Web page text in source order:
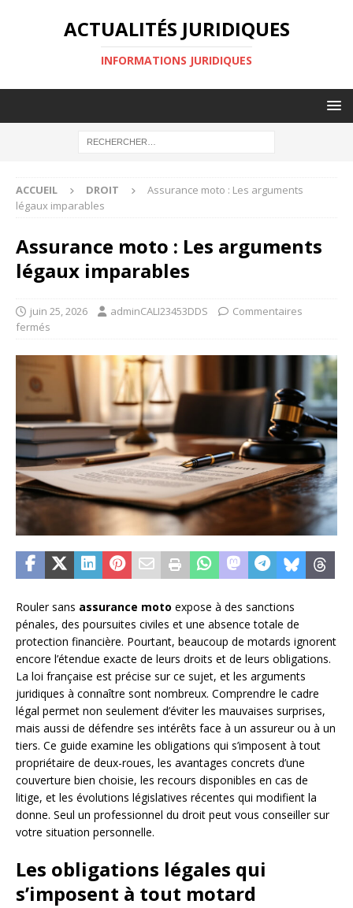
ACTUALITÉS JURIDIQUES
INFORMATIONS JURIDIQUES
ACCUEIL DROIT
Assurance moto : Les arguments
légaux imparables
Assurance moto : Les arguments
légaux imparables
juin 25, 2026 adminCALI23453DDS
Commentaires
fermés
Rouler sans assurance moto expose à des sanctions
pénales, des poursuites civiles et une absence totale de
protection financière. Pourtant, beaucoup de motards ignorent
encore l’étendue exacte de leurs droits et de leurs obligations.
La loi française est précise sur ce sujet, et les arguments
juridiques à connaître sont nombreux. Comprendre le cadre
légal permet non seulement d’éviter les mauvaises surprises,
mais aussi de défendre ses intérêts face à un assureur ou à un
tiers. Ce guide examine les obligations qui s’imposent à tout
propriétaire de deux-roues, les avantages concrets d’une
couverture bien choisie, les recours disponibles en cas de
litige, et les évolutions législatives récentes qui modifient la
donne. Seul un professionnel du droit peut vous conseiller sur
votre situation personnelle.
Les obligations légales qui
s’imposent à tout motard